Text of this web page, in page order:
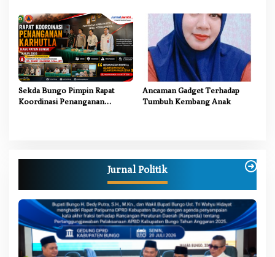
PJJ untuk Anak Putus Sekolah
SD Negeri 107/II Danau Buluh
Sekda Bungo Pimpin Rapat
Koordinasi Penanganan
Ancaman Gadget Terhadap
Tumbuh Kembang Anak
Jurnal Politik